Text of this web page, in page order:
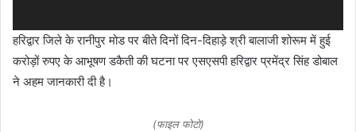
हरिद्वार जिले के रानीपुर मोड पर बीते दिनों दिन-दिहाड़े श्री बालाजी शोरूम में हुई
करोड़ों रुपए के आभूषण डकैती की घटना पर एसएसपी हरिद्वार प्रमेंद्र सिंह डोबाल
ने अहम जानकारी दी है।
(फाइल फोटो)